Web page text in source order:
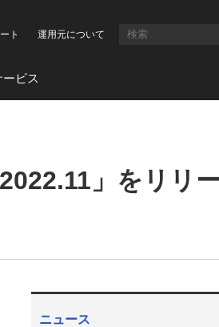
ト 運用元について
ビス
」をリリ
ニュース